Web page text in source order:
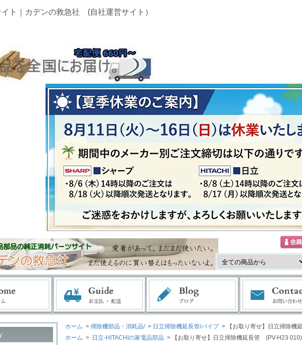
ト｜カデンの救急社 (自社運営サイト）
ホーム > 掃除機部品・消耗品/ > 日立掃除機延長管/パイプ > 【お取り寄せ】日立掃除
ホーム > 日立-HITACHIの家電品部品 > 【お取り寄せ】日立掃除機延長管 (PV-H23 010)